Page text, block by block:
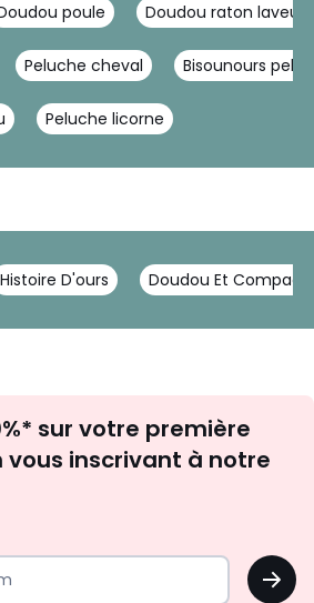
poule Doudou raton laveur
Peluche cheval Bisounours
Peluche licorne
Histoire D'ours Doudou Et
newsletter
sur votre première
inscrivant à notre
OK